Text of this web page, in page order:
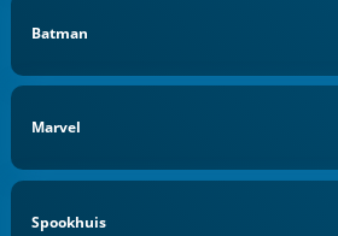
Batman
Marvel
Spookhuis